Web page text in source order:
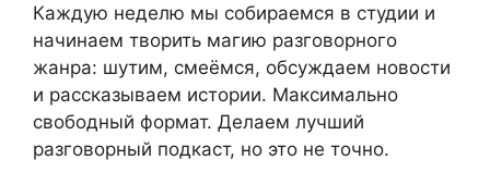
Каждую неделю мы собираемся в студии и
начинаем творить магию разговорного
жанра: шутим, смеёмся, обсуждаем новости
и рассказываем истории. Максимально
свободный формат. Делаем лучший
разговорный подкаст, но это не точно.